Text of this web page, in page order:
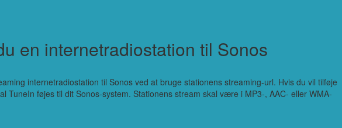
en internetradiostation til Sonos
internetradiostation til Sonos ved at bruge stationens streaming-url. Hvis du vil tilføje
TuneIn føjes til dit Sonos-system. Stationens stream skal være i MP3-, AAC- eller WMA-